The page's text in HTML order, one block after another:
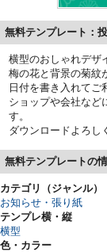
無料テンプレート：
横型のおしゃれデザ
梅の花と背景の菊紋
日付を書き入れてご
ショップや会社など
す。
ダウンロードよろし
無料テンプレートの
カテゴリ（ジャンル）
お知らせ・張り紙
テンプレ横・縦
横型
色・カラー